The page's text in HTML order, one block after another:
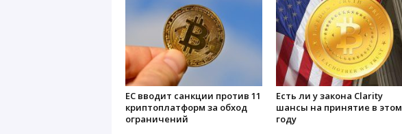
ЕС вводит санкции против 11
криптоплатформ за обход
ограничений
Есть ли у закона Clarity
шансы на принятие в этом
году